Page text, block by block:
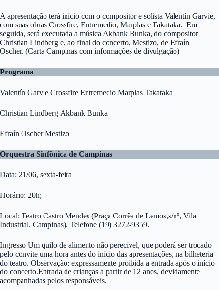
A apresentação terá início com o compositor e solista Valentín Garvie,
com suas obras Crossfire, Entremedio, Marplas e Takataka. Em
seguida, será executada a música Akbank Bunka, do compositor
Christian Lindberg e, ao final do concerto, Mestizo, de Efraín
Oscher. (Carta Campinas com informações de divulgação)
Programa
Valentín Garvie Crossfire Entremedio Marplas Takataka
Christian Lindberg Akbank Bunka
Efraín Oscher Mestizo
Orquestra Sinfônica de Campinas
Data: 21/06, sexta-feira
Horário: 20h;
Local: Teatro Castro Mendes (Praça Corrêa de Lemos,s/nº, Vila
Industrial. Campinas). Telefone (19) 3272-9359.
Ingresso Um quilo de alimento não perecível, que poderá ser trocado
pelo convite uma hora antes do início das apresentações, na bilheteria
do teatro. Observação: expressamente proibida a entrada após o início
do concerto.Entrada de crianças a partir de 12 anos, devidamente
acompanhadas pelos responsáveis.